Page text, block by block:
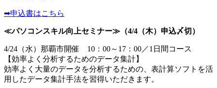
➡申込書はこちら
≪パソコンスキル向上セミナー≫（4/4（木）申込〆切）
4/24（水）那覇市開催 10：00～17：00／1日間コース
【効率よく分析するためのデータ集計】
効率よく大量のデータを分析するための、表計算ソフトを活
用したデータ集計手法を習得いただきます。